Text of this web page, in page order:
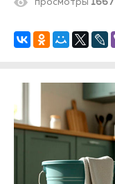
просмотры 1667